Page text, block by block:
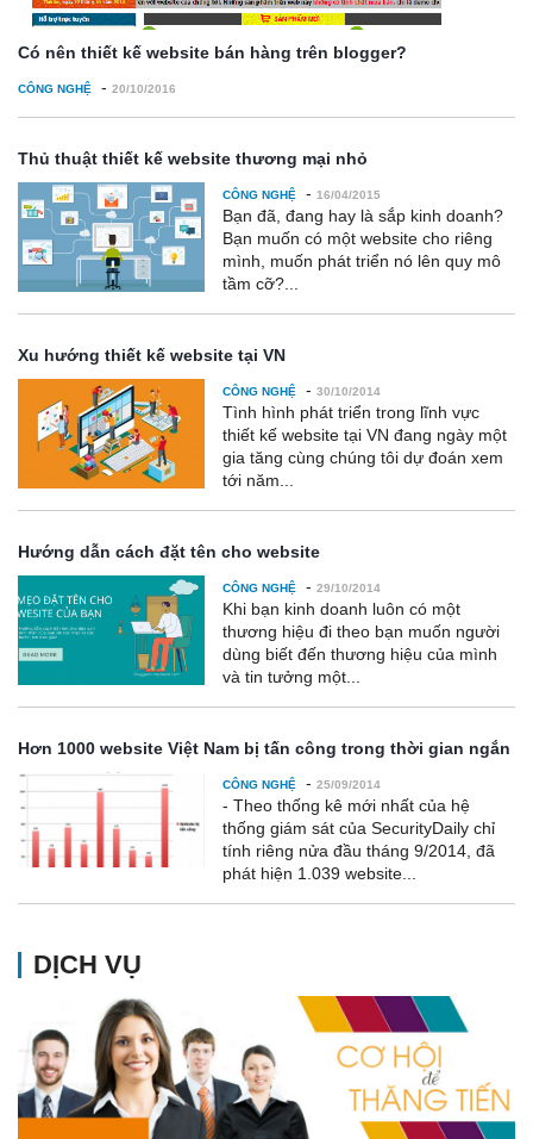
Có nên thiết kế website bán hàng trên blogger?
CÔNG NGHỆ - 20/10/2016
Thủ thuật thiết kế website thương mại nhỏ
CÔNG NGHỆ - 16/04/2015
Bạn đã, đang hay là sắp kinh doanh?
Bạn muốn có một website cho riêng
mình, muốn phát triển nó lên quy mô
tầm cỡ?...
Xu hướng thiết kế website tại VN
CÔNG NGHỆ - 30/10/2014
Tình hình phát triển trong lĩnh vực
thiết kế website tại VN đang ngày một
gia tăng cùng chúng tôi dự đoán xem
tới năm...
Hướng dẫn cách đặt tên cho website
CÔNG NGHỆ - 29/10/2014
Khi bạn kinh doanh luôn có một
thương hiệu đi theo bạn muốn người
dùng biết đến thương hiệu của mình
và tin tưởng một...
Hơn 1000 website Việt Nam bị tấn công trong thời gian ngắn
CÔNG NGHỆ - 25/09/2014
- Theo thống kê mới nhất của hệ
thống giám sát của SecurityDaily chỉ
tính riêng nửa đầu tháng 9/2014, đã
phát hiện 1.039 website...
DỊCH VỤ